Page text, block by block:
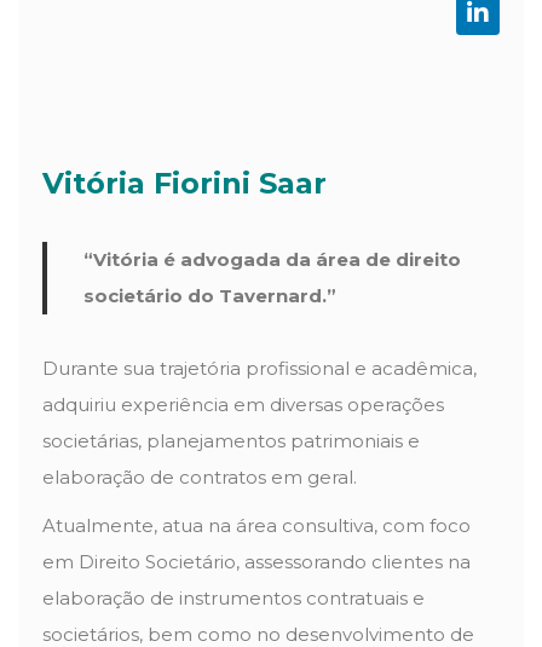
Vitória Fiorini Saar
“Vitória é advogada da área de direito
societário do Tavernard.”
Durante sua trajetória profissional e acadêmica,
adquiriu experiência em diversas operações
societárias, planejamentos patrimoniais e
elaboração de contratos em geral.
Atualmente, atua na área consultiva, com foco
em Direito Societário, assessorando clientes na
elaboração de instrumentos contratuais e
societários, bem como no desenvolvimento de